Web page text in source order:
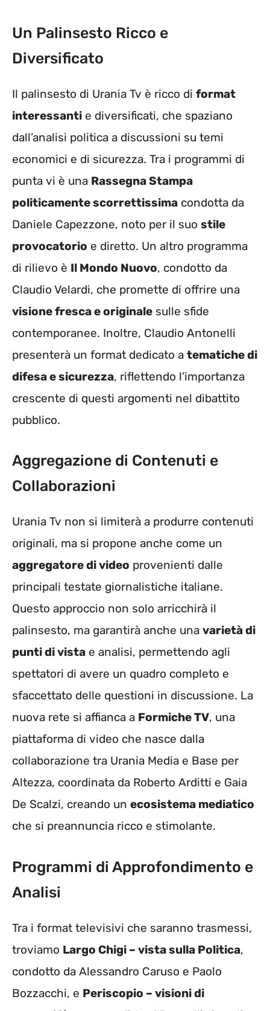
Un Palinsesto Ricco e
Diversificato
Il palinsesto di Urania Tv è ricco di format
interessanti e diversificati, che spaziano
dall’analisi politica a discussioni su temi
economici e di sicurezza. Tra i programmi di
punta vi è una Rassegna Stampa
politicamente scorrettissima condotta da
Daniele Capezzone, noto per il suo stile
provocatorio e diretto. Un altro programma
di rilievo è Il Mondo Nuovo, condotto da
Claudio Velardi, che promette di offrire una
visione fresca e originale sulle sfide
contemporanee. Inoltre, Claudio Antonelli
presenterà un format dedicato a tematiche di
difesa e sicurezza, riflettendo l’importanza
crescente di questi argomenti nel dibattito
pubblico.
Aggregazione di Contenuti e
Collaborazioni
Urania Tv non si limiterà a produrre contenuti
originali, ma si propone anche come un
aggregatore di video provenienti dalle
principali testate giornalistiche italiane.
Questo approccio non solo arricchirà il
palinsesto, ma garantirà anche una varietà di
punti di vista e analisi, permettendo agli
spettatori di avere un quadro completo e
sfaccettato delle questioni in discussione. La
nuova rete si affianca a Formiche TV, una
piattaforma di video che nasce dalla
collaborazione tra Urania Media e Base per
Altezza, coordinata da Roberto Arditti e Gaia
De Scalzi, creando un ecosistema mediatico
che si preannuncia ricco e stimolante.
Programmi di Approfondimento e
Analisi
Tra i format televisivi che saranno trasmessi,
troviamo Largo Chigi – vista sulla Politica,
condotto da Alessandro Caruso e Paolo
Bozzacchi, e Periscopio – visioni di